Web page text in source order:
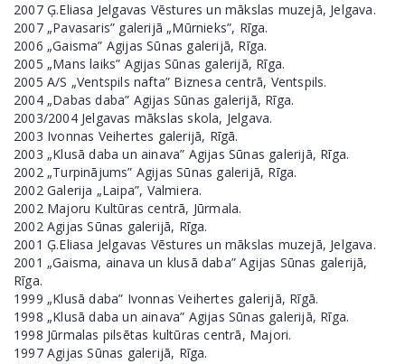
2007 Ģ.Eliasa Jelgavas Vēstures un mākslas muzejā, Jelgava.
2007 „Pavasaris” galerijā „Mūrnieks”, Rīga.
2006 „Gaisma” Agijas Sūnas galerijā, Rīga.
2005 „Mans laiks” Agijas Sūnas galerijā, Rīga.
2005 A/S „Ventspils nafta” Biznesa centrā, Ventspils.
2004 „Dabas daba” Agijas Sūnas galerijā, Rīga.
2003/2004 Jelgavas mākslas skola, Jelgava.
2003 Ivonnas Veihertes galerijā, Rīgā.
2003 „Klusā daba un ainava” Agijas Sūnas galerijā, Rīga.
2002 „Turpinājums” Agijas Sūnas galerijā, Rīga.
2002 Galerija „Laipa”, Valmiera.
2002 Majoru Kultūras centrā, Jūrmala.
2002 Agijas Sūnas galerijā, Rīga.
2001 Ģ.Eliasa Jelgavas Vēstures un mākslas muzejā, Jelgava.
2001 „Gaisma, ainava un klusā daba” Agijas Sūnas galerijā,
Rīga.
1999 „Klusā daba” Ivonnas Veihertes galerijā, Rīgā.
1998 „Klusā daba un ainava” Agijas Sūnas galerijā, Rīga.
1998 Jūrmalas pilsētas kultūras centrā, Majori.
1997 Agijas Sūnas galerijā, Rīga.